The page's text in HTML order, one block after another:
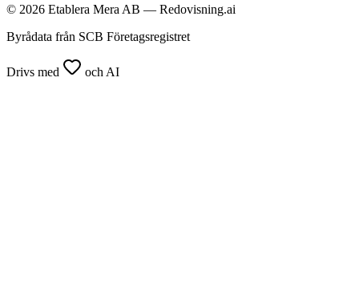
© 2026 Etablera Mera AB — Redovisning.ai
Byrådata från SCB Företagsregistret
Drivs med och AI